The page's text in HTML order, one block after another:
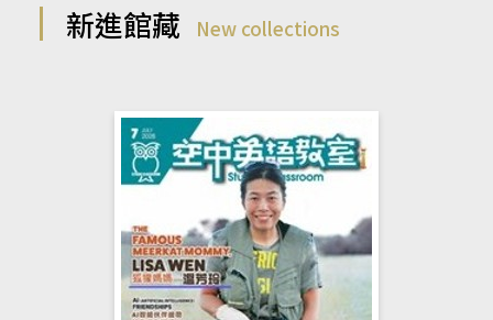
新進館藏 New collections